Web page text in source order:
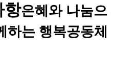
항은혜와 나눔으
하는 행복공동체